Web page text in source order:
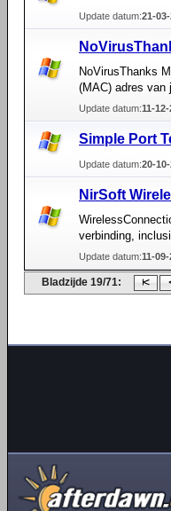
Update datum:21-
NoVirusThanks
(MAC) adres van
Update datum:11-
Simple Port
Update datum:20-
NirSoft
verbinding,
Update datum:11-
Bladzijde 19/71: